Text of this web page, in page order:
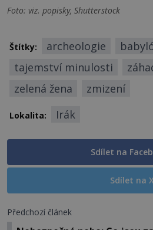
Foto: viz. popisky, Shutterstock
Štítky: archeologie
tajemství minulosti
zelená žena
zmizení
Lokalita: Irák
Sdílet na
Sdílet na X
Předchozí článek